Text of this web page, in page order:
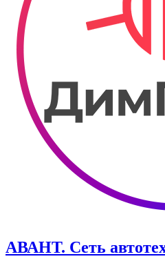
АВАНТ. ​Сеть